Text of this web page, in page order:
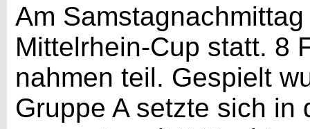
Am
Mittelrhein-Cup statt. 8
nahmen teil. Gespielt
Gruppe A setzte sich in